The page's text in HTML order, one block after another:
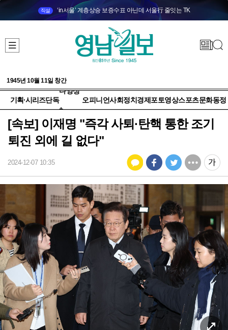
직설 ‘in서울’ 계층상승 보증수표 아닌데 서울行 줄잇는 TK
1945년 10월 11일 창간
기획·시리즈단독
다양성
+
오피니언사회정치 경제 포토영상스포츠문화동정
[속보] 이재명 "즉각 사퇴·탄핵 통한 조기
퇴진 외에 길 없다"
2024-12-07 10:35